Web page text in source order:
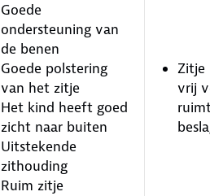
Goede
ondersteuning van
de benen
Goede polstering
van het zitje
Het kind heeft goed
zicht naar buiten
Uitstekende
zithouding
Ruim zitje
Zitje
vrij
ruimte
beslag